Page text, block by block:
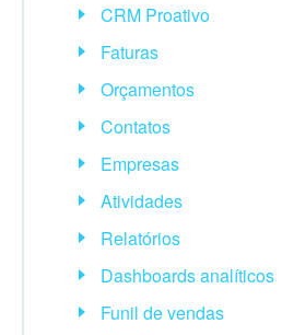
CRM Proativo
Faturas
Orçamentos
Contatos
Empresas
Atividades
Relatórios
Dashboards analíticos
Funil de vendas